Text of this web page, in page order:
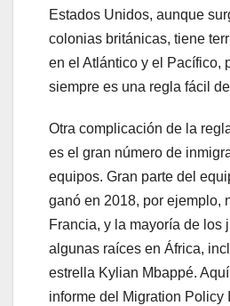
Estados Unidos, aunque
colonias británicas, tiene
en el Atlántico y el Pacífico,
siempre es una regla fácil
Otra complicación de la
es el gran número de
equipos. Gran parte del
ganó en 2018, por ejemplo,
Francia, y la mayoría de los
algunas raíces en África,
estrella Kylian Mbappé.
informe del Migration Policy